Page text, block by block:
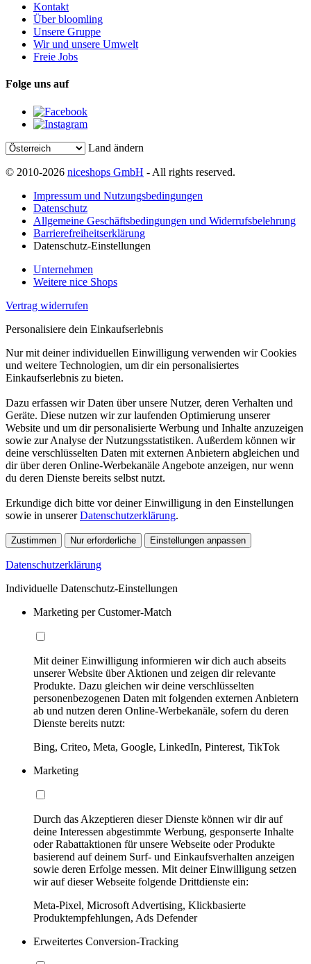
Kontakt
Über bloomling
Unsere Gruppe
Wir und unsere Umwelt
Freie Jobs
Folge uns auf
Land ändern
© 2010-2026 niceshops GmbH - All rights reserved.
Impressum und Nutzungsbedingungen
Datenschutz
Allgemeine Geschäftsbedingungen und Widerrufsbelehrung
Barrierefreiheitserklärung
Datenschutz-Einstellungen
Unternehmen
Weitere nice Shops
Vertrag widerrufen
Personalisiere dein Einkaufserlebnis
Nur mit deiner individuellen Einwilligung verwenden wir Cookies
und weitere Technologien, um dir ein personalisiertes
Einkaufserlebnis zu bieten.
Dazu erfassen wir Daten über unsere Nutzer, deren Verhalten und
Geräte. Diese nutzen wir zur laufenden Optimierung unserer
Website und um dir personalisierte Werbung und Inhalte anzuzeigen
sowie zur Analyse der Nutzungsstatistiken. Außerdem können wir
deine verschlüsselten Daten mit externen Anbietern abgleichen und
dir über deren Online-Werbekanäle Angebote anzeigen, nur wenn
du deren Dienste bereits selbst nutzt.
Erkundige dich bitte vor deiner Einwilligung in den Einstellungen
sowie in unsererDatenschutzerklärung.
Zustimmen Nur erforderliche Einstellungen anpassen
Datenschutzerklärung
Individuelle Datenschutz-Einstellungen
Marketing per Customer-Match
Mit deiner Einwilligung informieren wir dich auch abseits
unserer Website über Aktionen und zeigen dir relevante
Produkte. Dazu gleichen wir deine verschlüsselten
personenbezogenen Daten mit folgenden externen Anbietern
ab und nutzen deren Online-Werbekanäle, sofern du deren
Dienste bereits nutzt:
Bing, Criteo, Meta, Google, LinkedIn, Pinterest, TikTok
Marketing
Durch das Akzeptieren dieser Dienste können wir dir auf
deine Interessen abgestimmte Werbung, gesponserte Inhalte
oder Rabattaktionen für unsere Webseite oder Produkte
basierend auf deinem Surf- und Einkaufsverhalten anzeigen
sowie deren Erfolge messen. Mit deiner Einwilligung setzen
wir auf dieser Webseite folgende Drittdienste ein:
Meta-Pixel, Microsoft Advertising, Klickbasierte
Produktempfehlungen, Ads Defender
Erweitertes Conversion-Tracking